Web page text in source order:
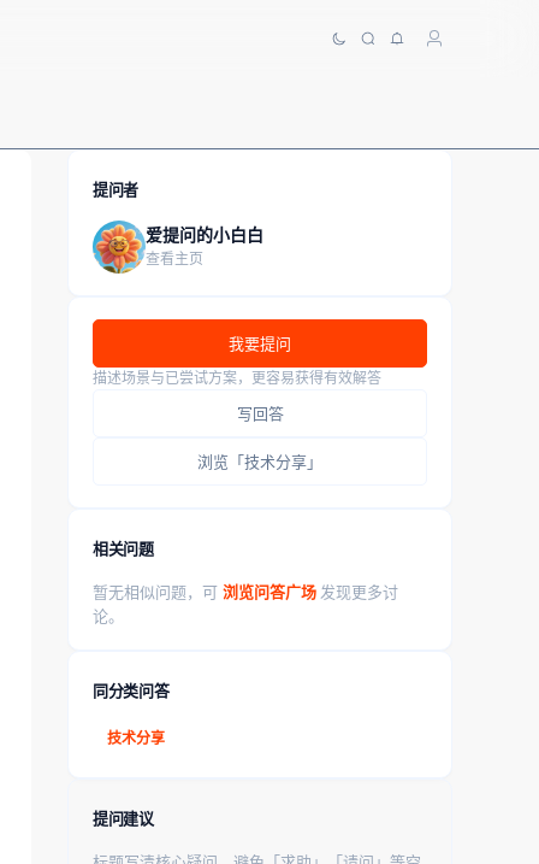
提问者
爱提问的小白白
查看主页
我要提问
描述场景与已尝试方案，更容易获得有效解答
写回答
浏览「技术分享」
相关问题
暂无相似问题，可 浏览问答广场 发现更多讨
论。
同分类问答
技术分享
提问建议